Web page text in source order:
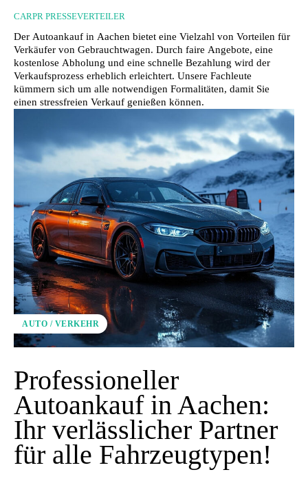
CARPR PRESSEVERTEILER
Der Autoankauf in Aachen bietet eine Vielzahl von Vorteilen für
Verkäufer von Gebrauchtwagen. Durch faire Angebote, eine
kostenlose Abholung und eine schnelle Bezahlung wird der
Verkaufsprozess erheblich erleichtert. Unsere Fachleute
kümmern sich um alle notwendigen Formalitäten, damit Sie
einen stressfreien Verkauf genießen können.
AUTO / VERKEHR
Professioneller
Autoankauf in Aachen:
Ihr verlässlicher Partner
für alle Fahrzeugtypen!